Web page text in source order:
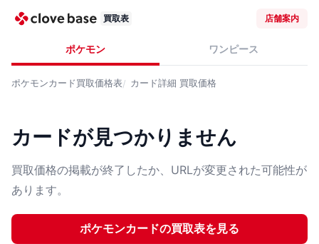
買取表 店舗案内
ポケモン ワンピース
ポケモンカード買取価格表 カード詳細 買取価格
カードが見つかりません
買取価格の掲載が終了したか、URLが変更された可能性が
あります。
ポケモンカードの買取表を見る